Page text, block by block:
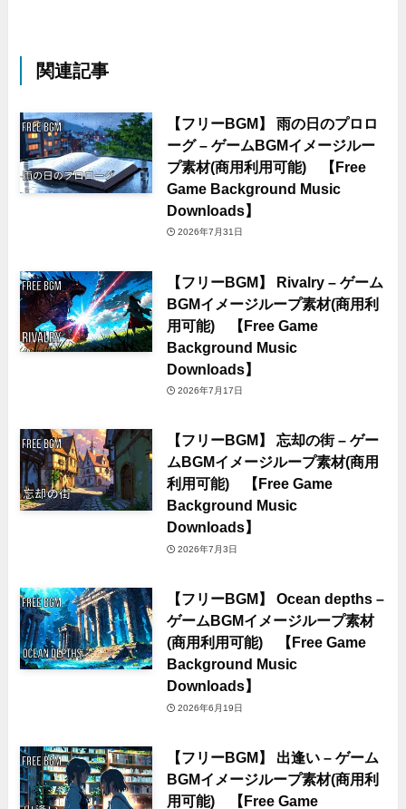
関連記事
【フリーBGM】 雨の日のプロロ
ーグ – ゲームBGMイメージルー
プ素材(商用利用可能) 【Free
Game Background Music
Downloads】
2026年7月31日
【フリーBGM】 Rivalry – ゲーム
BGMイメージループ素材(商用利
用可能) 【Free Game
Background Music
Downloads】
2026年7月17日
【フリーBGM】 忘却の街 – ゲー
ムBGMイメージループ素材(商用
利用可能) 【Free Game
Background Music
Downloads】
2026年7月3日
【フリーBGM】 Ocean depths –
ゲームBGMイメージループ素材
(商用利用可能) 【Free Game
Background Music
Downloads】
2026年6月19日
【フリーBGM】 出逢い – ゲーム
BGMイメージループ素材(商用利
用可能) 【Free Game